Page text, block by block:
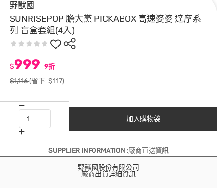
野獸國
SUNRISEPOP 膽大黨 PICKABOX 高速婆婆 達摩系
列 盲盒套組(4入)
$999 9折
$1,116(省下: $117)
加入購物袋
SUPPLIER INFORMATION :廠商直送資訊
野獸國股份有限公司
廠商出貨詳細資訊